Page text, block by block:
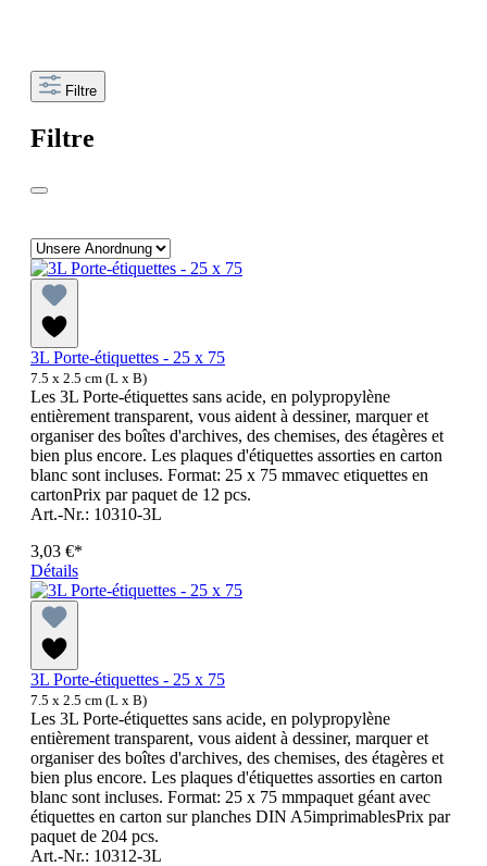
Filtre
Filtre
3L Porte-étiquettes - 25 x 75
7.5 x 2.5 cm (L x B)
Les 3L Porte-étiquettes sans acide, en polypropylène
entièrement transparent, vous aident à dessiner, marquer et
organiser des boîtes d'archives, des chemises, des étagères et
bien plus encore. Les plaques d'étiquettes assorties en carton
blanc sont incluses. Format: 25 x 75 mmavec etiquettes en
cartonPrix par paquet de 12 pcs.
Art.-Nr.: 10310-3L
3,03 €*
Détails
3L Porte-étiquettes - 25 x 75
7.5 x 2.5 cm (L x B)
Les 3L Porte-étiquettes sans acide, en polypropylène
entièrement transparent, vous aident à dessiner, marquer et
organiser des boîtes d'archives, des chemises, des étagères et
bien plus encore. Les plaques d'étiquettes assorties en carton
blanc sont incluses. Format: 25 x 75 mmpaquet géant avec
étiquettes en carton sur planches DIN A5imprimablesPrix par
paquet de 204 pcs.
Art.-Nr.: 10312-3L